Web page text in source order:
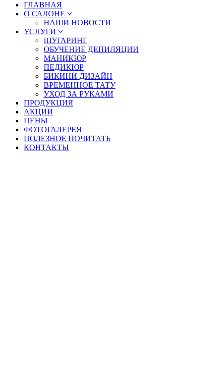
ГЛАВНАЯ
О САЛОНЕ
НАШИ НОВОСТИ
УСЛУГИ
ШУГАРИНГ
ОБУЧЕНИЕ ДЕПИЛЯЦИИ
МАНИКЮР
ПЕДИКЮР
БИКИНИ ДИЗАЙН
ВРЕМЕННОЕ ТАТУ
УХОД ЗА РУКАМИ
ПРОДУКЦИЯ
АКЦИИ
ЦЕНЫ
ФОТОГАЛЕРЕЯ
ПОЛЕЗНОЕ ПОЧИТАТЬ
КОНТАКТЫ